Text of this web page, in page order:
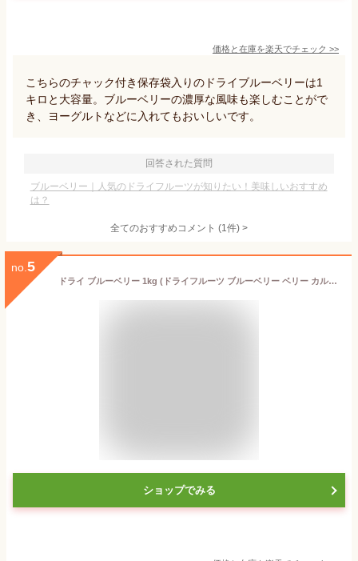
価格と在庫を楽天でチェック >>
こちらのチャック付き保存袋入りのドライブルーベリーは1
キロと大容量。ブルーベリーの濃厚な風味も楽しむことがで
き、ヨーグルトなどに入れてもおいしいです。
回答された質問
ブルーベリー｜人気のドライフルーツが知りたい！美味しいおすすめ
は？
全てのおすすめコメント (1件) >
no. 5
ドライ ブルーベリー 1kg (ドライフルーツ ブルーベリー ベリー カルチベイト 栽培種 製菓 製パン 業務用)
ショップでみる